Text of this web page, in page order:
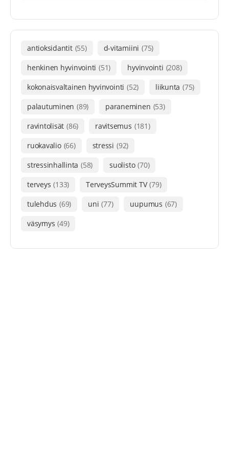
antioksidantit (55) d-vitamiini (75)
henkinen hyvinvointi (51) hyvinvointi (208)
kokonaisvaltainen hyvinvointi (52) liikunta (75)
palautuminen (89) paraneminen (53)
ravintolisät (86) ravitsemus (181)
ruokavalio (66) stressi (92)
stressinhallinta (58) suolisto (70)
terveys (133) TerveysSummit TV (79)
tulehdus (69) uni (77) uupumus (67)
väsymys (49)